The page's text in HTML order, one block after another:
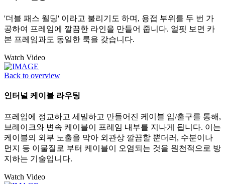
'더블 패스 웰딩' 이라고 불리기도 하며, 용접 부위를 두 번 가
공하여 프레임에 깔끔한 라인을 만들어 줍니다. 얼핏 보면 카
본 프레임과도 동일한 룩을 갖습니다.
Watch Video
Back to overview
인터널 케이블 라우팅
프레임에 정교하고 세밀하고 만들어진 케이블 입/출구를 통해,
브레이크와 변속 케이블이 프레임 내부를 지나게 됩니다. 이는
케이블의 외부 노출을 막아 외관상 깔끔할 뿐더러, 수분이나
먼지 등 이물질로 부터 케이블이 오염되는 것을 원천적으로 방
지하는 기술입니다.
Watch Video